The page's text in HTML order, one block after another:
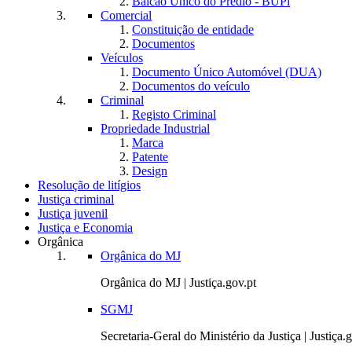
Comercial
Constituição de entidade
Documentos
Veículos
Documento Único Automóvel (DUA)
Documentos do veículo
Criminal
Registo Criminal
Propriedade Industrial
Marca
Patente
Design
Resolução de litígios
Justiça criminal
Justiça juvenil
Justiça e Economia
Orgânica
Orgânica do MJ
Orgânica do MJ | Justiça.gov.pt
SGMJ
Secretaria-Geral do Ministério da Justiça |